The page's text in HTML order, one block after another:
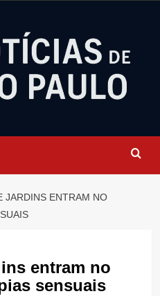
JARDINS ENTRAM NO
entram no
sensuais